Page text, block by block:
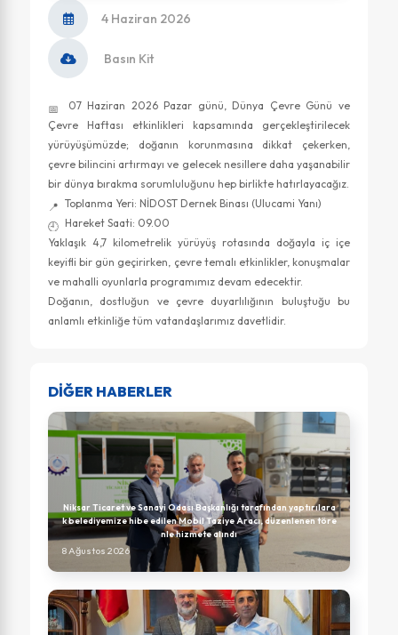
4 Haziran 2026
Basın Kit
07 Haziran 2026 Pazar günü, Dünya Çevre Günü ve
Çevre Haftası etkinlikleri kapsamında gerçekleştirilecek
yürüyüşümüzde; doğanın korunmasına dikkat çekerken,
çevre bilincini artırmayı ve gelecek nesillere daha yaşanabilir
bir dünya bırakma sorumluluğunu hep birlikte hatırlayacağız.
Toplanma Yeri: NİDOST Dernek Binası (Ulucami Yanı)
Hareket Saati: 09.00
Yaklaşık 4,7 kilometrelik yürüyüş rotasında doğayla iç içe
keyifli bir gün geçirirken, çevre temalı etkinlikler, konuşmalar
ve mahalli oyunlarla programımız devam edecektir.
Doğanın, dostluğun ve çevre duyarlılığının buluştuğu bu
anlamlı etkinliğe tüm vatandaşlarımız davetlidir.
DİĞER HABERLER
Niksar Ticaret ve Sanayi Odası Başkanlığı tarafından yaptırılara
k belediyemize hibe edilen Mobil Taziye Aracı, düzenlenen töre
nle hizmete alındı
8 Ağustos 2026